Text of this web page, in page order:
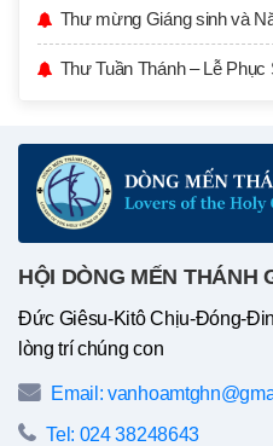
Thư mừng Giáng sinh và
Thư Tuần Thánh – Lễ Phục
HỘI DÒNG MẾN THÁNH
Đức Giêsu-Kitô Chịu-Đóng-
lòng trí chúng con
Email:
Tel: 024 38248643